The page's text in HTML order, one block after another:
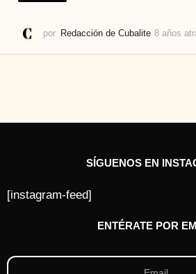
por Redacción de Cubalite 8 años
SÍGUENOS EN
[instagram-feed]
ENTÉRATE POR